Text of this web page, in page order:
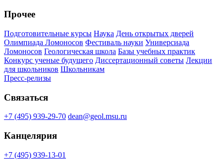
Прочее
Подготовительные курсы Наука День открытых дверей
Олимпиада Ломоносов Фестиваль науки Универсиада
Ломоносов Геологическая школа Базы учебных практик
Конкурс ученые будущего Диссертационный советы Лекции
для школьников Школьникам
Пресс-релизы
Связаться
+7 (495) 939-29-70 dean@geol.msu.ru
Канцелярия
+7 (495) 939-13-01